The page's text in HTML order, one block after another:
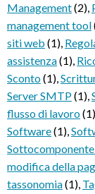
Management(2),
management tool
siti web (1),
assistenza(1),
Sconto(1),
Server SMTP(1),
flusso di lavoro(1)
Software(1),
Sottocomponente
modifica della
tassonomia(1),